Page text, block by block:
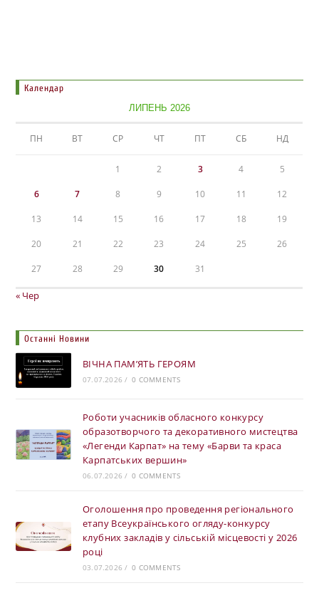
Календар
ЛИПЕНЬ 2026
ПН ВТ СР ЧТ ПТ СБ НД
1 2 3 4 5
6 7 8 9 10 11 12
13 14 15 16 17 18 19
20 21 22 23 24 25 26
27 28 29 30 31
« Чер
Останні Новини
ВІЧНА ПАМ’ЯТЬ ГЕРОЯМ
07.07.2026 / 0 COMMENTS
Роботи учасників обласного конкурсу
образотворчого та декоративного мистецтва
«Легенди Карпат» на тему «Барви та краса
Карпатських вершин»
06.07.2026 / 0 COMMENTS
Оголошення про проведення регіонального
етапу Всеукраїнського огляду-конкурсу
клубних закладів у сільській місцевості у 2026
році
03.07.2026 / 0 COMMENTS